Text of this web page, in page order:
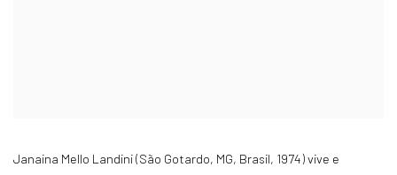
Janaina Mello Landini (São Gotardo, MG, Brasil, 1974) vive e